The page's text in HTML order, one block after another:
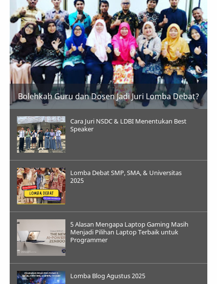
Bolehkah Guru dan Dosen Jadi Juri Lomba Debat?
Cara Juri NSDC & LDBI Menentukan Best
Speaker
Lomba Debat SMP, SMA, & Universitas
2025
5 Alasan Mengapa Laptop Gaming Masih
Menjadi Pilihan Laptop Terbaik untuk
Programmer
Lomba Blog Agustus 2025